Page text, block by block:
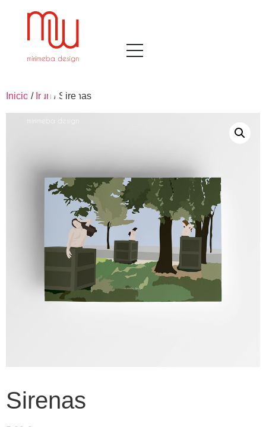
Inicio / Irun / Sirenas
Sirenas